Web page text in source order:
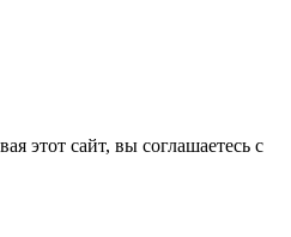
этот сайт, вы соглашаетесь с